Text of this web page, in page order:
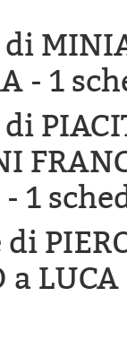
- 1
- 1
a